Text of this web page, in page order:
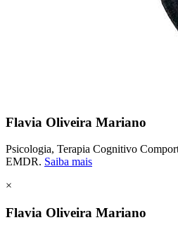
Flavia Oliveira Mariano
Psicologia, Terapia Cognitivo
EMDR. Saiba mais
×
Flavia Oliveira Mariano